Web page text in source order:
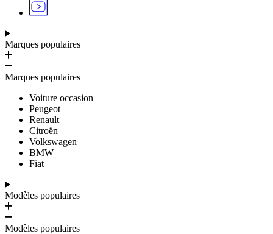
Marques populaires
Marques populaires
Voiture occasion
Peugeot
Renault
Citroën
Volkswagen
BMW
Fiat
Modèles populaires
Modèles populaires